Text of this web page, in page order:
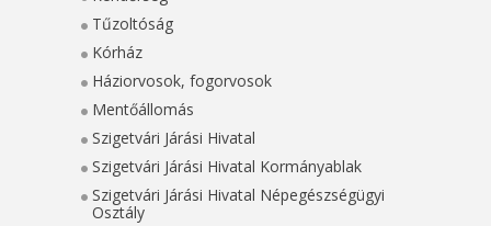
Tűzoltóság
Kórház
Háziorvosok, fogorvosok
Mentőállomás
Szigetvári Járási Hivatal
Szigetvári Járási Hivatal Kormányablak
Szigetvári Járási Hivatal Népegészségügyi
Osztály